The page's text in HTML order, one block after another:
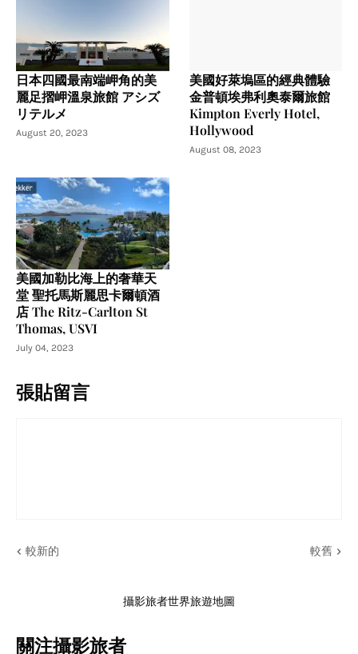
日本四國最南端岬角的美
麗足摺岬溫泉旅館 アシズ
リテルメ
August 20, 2023
美國好萊塢區的經典體驗
金普頓埃弗利奧泰爾旅館
Kimpton Everly Hotel,
Hollywood
August 08, 2023
美國加勒比海上的奢華天
堂 聖托馬斯麗思卡爾頓酒
店 The Ritz-Carlton St
Thomas, USVI
July 04, 2023
張貼留言
較新的 較舊
攝影旅者世界旅遊地圖
關注攝影旅者